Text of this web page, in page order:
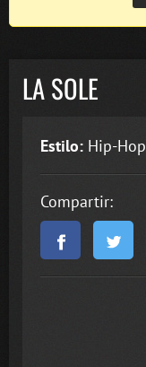
LA SOLE
Estilo: Hip-Hop
Compartir: